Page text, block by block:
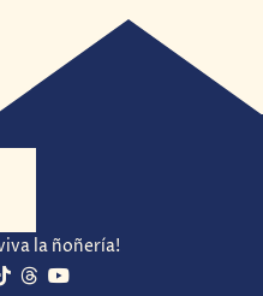
la ñoñería!